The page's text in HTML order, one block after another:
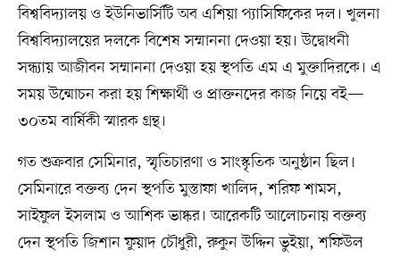
বিশ্ববিদ্যালয় ও ইউনিভার্সিটি অব এশিয়া প্যাসিফিকের দল। খুলনা
বিশ্ববিদ্যালয়ের দলকে বিশেষ সম্মাননা দেওয়া হয়। উদ্বোধনী
সন্ধ্যায় আজীবন সম্মাননা দেওয়া হয় স্থপতি এম এ মুক্তাদিরকে। এ
সময় উন্মোচন করা হয় শিক্ষার্থী ও প্রাক্তনদের কাজ নিয়ে বই—
৩০তম বার্ষিকী স্মারক গ্রন্থ।
গত শুক্রবার সেমিনার, স্মৃতিচারণা ও সাংস্কৃতিক অনুষ্ঠান ছিল।
সেমিনারে বক্তব্য দেন স্থপতি মুস্তাফা খালিদ, শরিফ শামস,
সাইফুল ইসলাম ও আশিক ভাষ্কর। আরেকটি আলোচনায় বক্তব্য
দেন স্থপতি জিশান ফুয়াদ চৌধুরী, রুকুন উদ্দিন ভুইয়া, শফিউল